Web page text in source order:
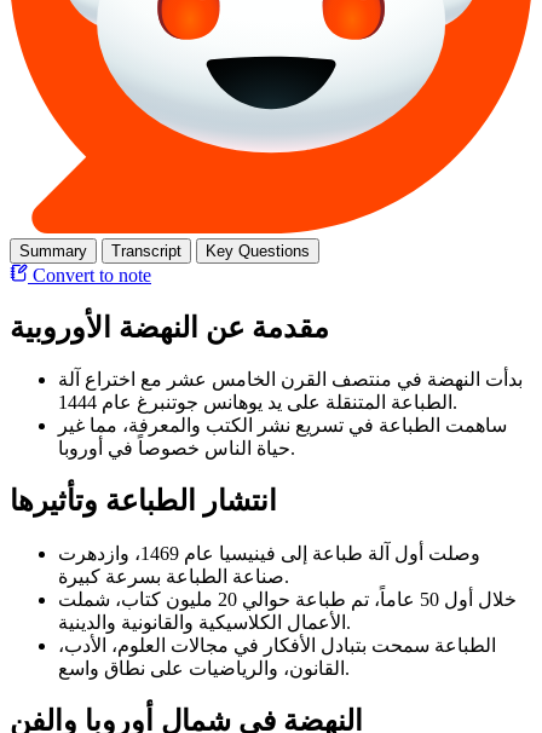
Summary Transcript Key Questions
Convert to note
مقدمة عن النهضة الأوروبية
بدأت النهضة في منتصف القرن الخامس عشر مع اختراع آلة
الطباعة المتنقلة على يد يوهانس جوتنبرغ عام 1444.
ساهمت الطباعة في تسريع نشر الكتب والمعرفة، مما غير
حياة الناس خصوصاً في أوروبا.
انتشار الطباعة وتأثيرها
وصلت أول آلة طباعة إلى فينيسيا عام 1469، وازدهرت
صناعة الطباعة بسرعة كبيرة.
خلال أول 50 عاماً، تم طباعة حوالي 20 مليون كتاب، شملت
الأعمال الكلاسيكية والقانونية والدينية.
الطباعة سمحت بتبادل الأفكار في مجالات العلوم، الأدب،
القانون، والرياضيات على نطاق واسع.
النهضة في شمال أوروبا والفن